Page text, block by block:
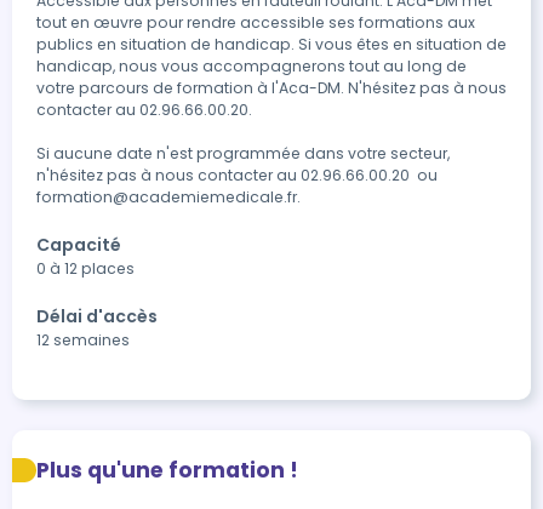
tout en œuvre pour rendre accessible ses formations aux
publics en situation de handicap. Si vous êtes en situation de
handicap, nous vous accompagnerons tout au long de
votre parcours de formation à l'Aca-DM. N'hésitez pas à nous
contacter au 02.96.66.00.20.
Si aucune date n'est programmée dans votre secteur,
n'hésitez pas à nous contacter au 02.96.66.00.20  ou
formation@academiemedicale.fr.
Capacité
0 à 12 places
Délai d'accès
12 semaines
Plus qu'une formation !